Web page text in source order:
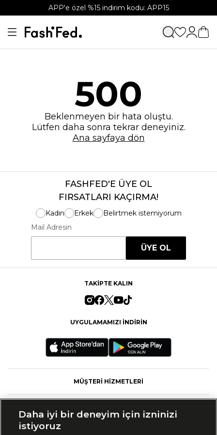
APP'e özel %15 indirim kodu: APP15
500
Beklenmeyen bir hata oluştu.
Lütfen daha sonra tekrar deneyiniz.
Ana sayfaya dön
FASHFED'E ÜYE OL
FIRSATLARI KAÇIRMA!
Kadın Erkek
Belirtmek istemiyorum
Mail Adresin
ÜYE OL
TAKİPTE KALIN
UYGULAMAMIZI İNDİRİN
MÜŞTERİ HİZMETLERİ
Daha iyi bir deneyim için izninizi
istiyoruz